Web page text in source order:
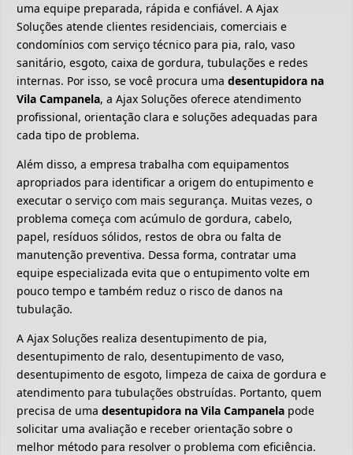
uma equipe preparada, rápida e confiável. A Ajax
Soluções atende clientes residenciais, comerciais e
condomínios com serviço técnico para pia, ralo, vaso
sanitário, esgoto, caixa de gordura, tubulações e redes
internas. Por isso, se você procura uma desentupidora na
Vila Campanela, a Ajax Soluções oferece atendimento
profissional, orientação clara e soluções adequadas para
cada tipo de problema.
Além disso, a empresa trabalha com equipamentos
apropriados para identificar a origem do entupimento e
executar o serviço com mais segurança. Muitas vezes, o
problema começa com acúmulo de gordura, cabelo,
papel, resíduos sólidos, restos de obra ou falta de
manutenção preventiva. Dessa forma, contratar uma
equipe especializada evita que o entupimento volte em
pouco tempo e também reduz o risco de danos na
tubulação.
A Ajax Soluções realiza desentupimento de pia,
desentupimento de ralo, desentupimento de vaso,
desentupimento de esgoto, limpeza de caixa de gordura e
atendimento para tubulações obstruídas. Portanto, quem
precisa de uma desentupidora na Vila Campanela pode
solicitar uma avaliação e receber orientação sobre o
melhor método para resolver o problema com eficiência.